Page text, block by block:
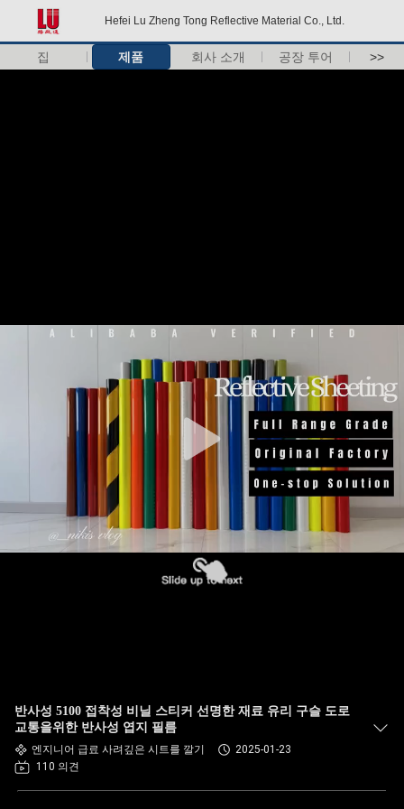
Hefei Lu Zheng Tong Reflective Material Co., Ltd.
집 제품 회사 소개 공장 투어 >>
반사성 5100 접착성 비닐 스티커 선명한 재료 유리 구슬 도로
교통을위한 반사성 엽지 필름
엔지니어 급료 사려깊은 시트를 깔기
2025-01-23
110 의견